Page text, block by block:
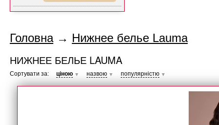
Головна→ Нижнее белье Lauma
НИЖНЕЕ БЕЛЬЕ LAUMA
Сортувати за: ціною ▼ назвою ▼ популярністю ▼